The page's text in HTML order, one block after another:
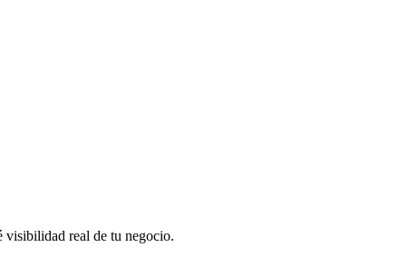
visibilidad real de tu negocio.